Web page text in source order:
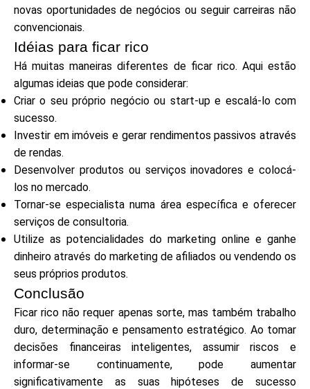
Obter Financiamento
ask@scrambleup.com
novas oportunidades de negócios ou seguir carreiras não
convencionais.
Idéias para ficar rico
Há muitas maneiras diferentes de ficar rico. Aqui estão
algumas ideias que pode considerar:
Criar o seu próprio negócio ou start-up e escalá-lo com
sucesso.
Investir em imóveis e gerar rendimentos passivos através
de rendas.
Desenvolver produtos ou serviços inovadores e colocá-
los no mercado.
Tornar-se especialista numa área específica e oferecer
serviços de consultoria.
Utilize as potencialidades do marketing online e ganhe
dinheiro através do marketing de afiliados ou vendendo os
seus próprios produtos.
Conclusão
Ficar rico não requer apenas sorte, mas também trabalho
duro, determinação e pensamento estratégico. Ao tomar
decisões financeiras inteligentes, assumir riscos e
informar-se continuamente, pode aumentar
significativamente as suas hipóteses de sucesso